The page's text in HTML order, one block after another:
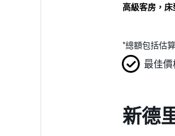
高級客房，床
*總額包括估
最佳價
新德